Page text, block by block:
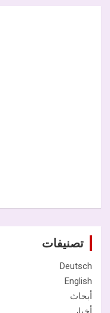
تصنيفات
Deutsch
English
أبحاث